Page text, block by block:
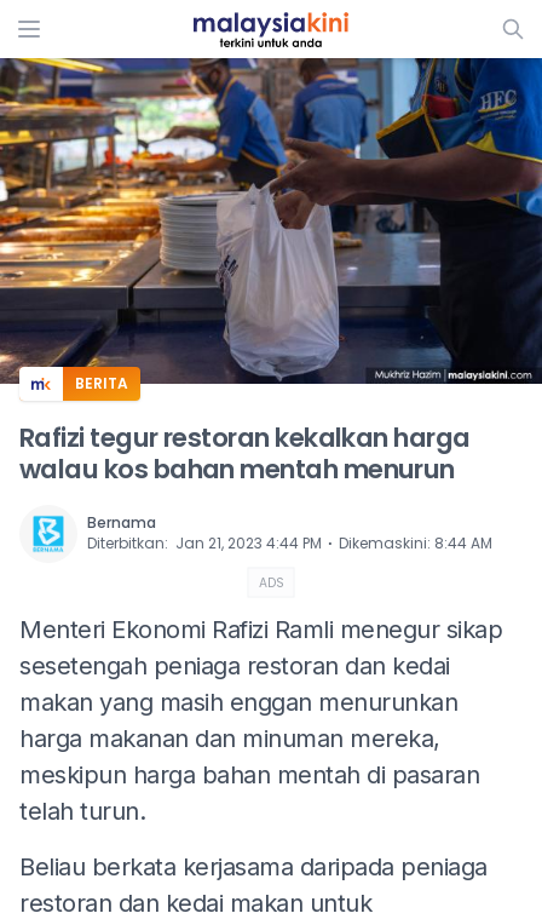
ADS
BERITA
Rafizi tegur restoran kekalkan harga
walau kos bahan mentah menurun
Bernama
Diterbitkan: Jan 21, 2023 4:44 PM ⋅ Dikemaskini: 8:44 AM
ADS
Menteri Ekonomi Rafizi Ramli menegur sikap
sesetengah peniaga restoran dan kedai
makan yang masih enggan menurunkan
harga makanan dan minuman mereka,
meskipun harga bahan mentah di pasaran
telah turun.
Beliau berkata kerjasama daripada peniaga
restoran dan kedai makan untuk